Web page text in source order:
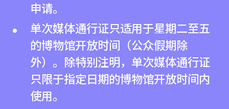
申请。
单次媒体通行证只适用于星期二至五
的博物馆开放时间（公众假期除
外）。除特别注明，单次媒体通行证
只限于指定日期的博物馆开放时间内
使用。